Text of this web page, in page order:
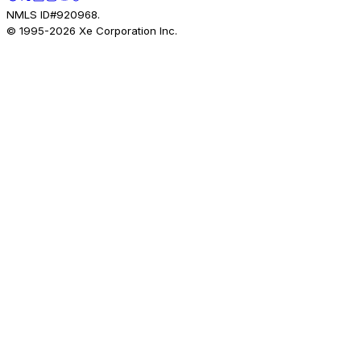
NMLS ID#920968.
© 1995-2026 Xe Corporation Inc.